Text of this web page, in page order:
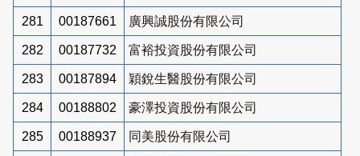
281 00187661 廣興誠股份有限公司
282 00187732 富裕投資股份有限公司
283 00187894 穎銳生醫股份有限公司
284 00188802 豪澤投資股份有限公司
285 00188937 同美股份有限公司